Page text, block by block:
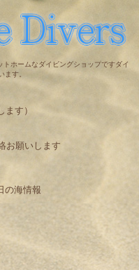
ホームなダイビングショップですダイ
す。
す）
お願いします
海情報